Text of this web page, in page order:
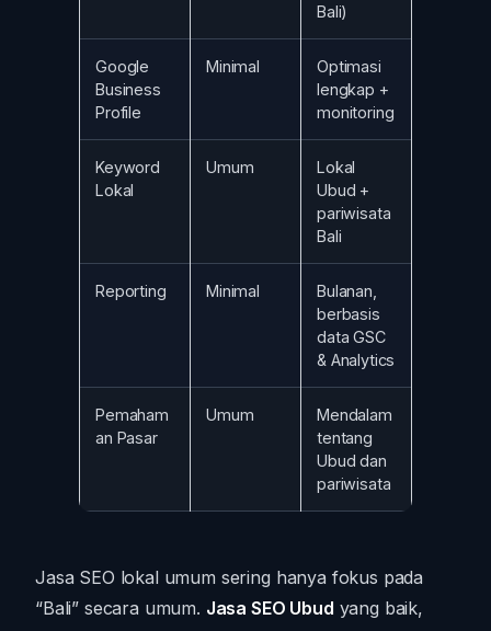
Bali)
Google
Business
Profile
Minimal
Optimasi
lengkap +
monitoring
Keyword
Lokal
Umum
Lokal
Ubud +
pariwisata
Bali
Reporting Minimal
Bulanan,
berbasis
data GSC
& Analytics
Pemaham
an Pasar
Umum
Mendalam
tentang
Ubud dan
pariwisata
Jasa SEO lokal umum sering hanya fokus pada
“Bali” secara umum. Jasa SEO Ubud yang baik,